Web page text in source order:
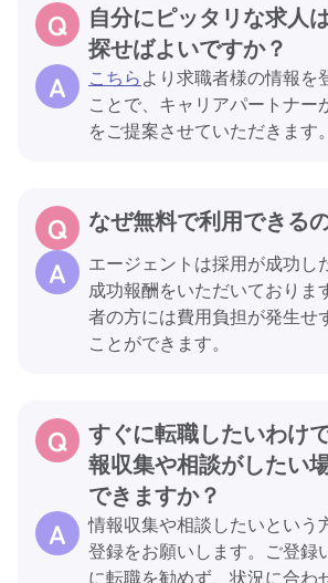
自分にピッタリな求人
探せばよいですか？
こちらより求職者様の情報を
ことで、キャリアパートナー
をご提案させていただきます。
なぜ無料で利用できる
エージェントは採用が成功し
成功報酬をいただいておりま
者の方には費用負担が発生せ
ことができます。
すぐに転職したいわけ
報収集や相談がしたい
できますか？
情報収集や相談したいという
登録をお願いします。ご登録
に転職を勧めず、状況に合わ